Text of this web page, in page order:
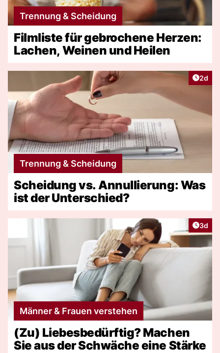
Trennung & Scheidung
Filmliste für gebrochene Herzen:
Lachen, Weinen und Heilen
2d
Trennung & Scheidung
Scheidung vs. Annullierung: Was
ist der Unterschied?
3d
Männer & Frauen verstehen
(Zu) Liebesbedürftig? Machen
Sie aus der Schwäche eine Stärke